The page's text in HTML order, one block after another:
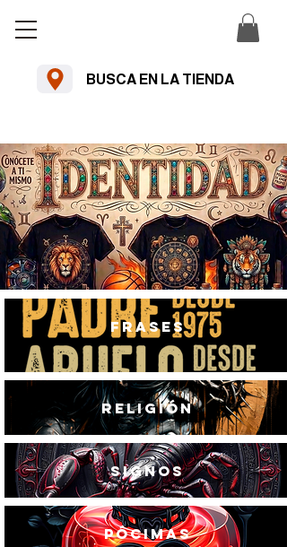
BUSCA EN LA TIENDA
FRASES
RELIGIÓN
SIGNOS
PÓCIMAS